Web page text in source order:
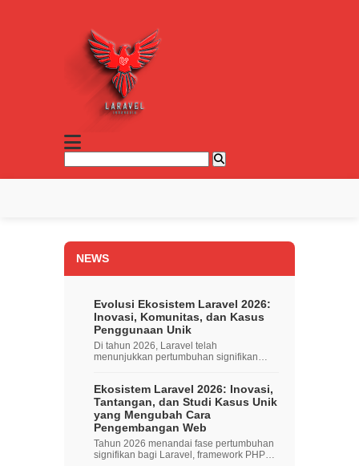
NEWS
Evolusi Ekosistem Laravel 2026:
Inovasi, Komunitas, dan Kasus
Penggunaan Unik
Di tahun 2026, Laravel telah
menunjukkan pertumbuhan signifikan
Ekosistem Laravel 2026: Inovasi,
Tantangan, dan Studi Kasus Unik
yang Mengubah Cara
Pengembangan Web
Tahun 2026 menandai fase pertumbuhan
signifikan bagi Laravel, framework PHP